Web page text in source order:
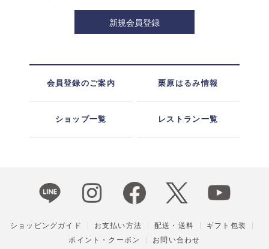
会員登録のご案内 栗原はるみ情報
ショップ一覧 レストラン一覧
ショッピングガイド お支払い方法 配送・送料
ギフト包装
ポイント・クーポン
お問い合わせ